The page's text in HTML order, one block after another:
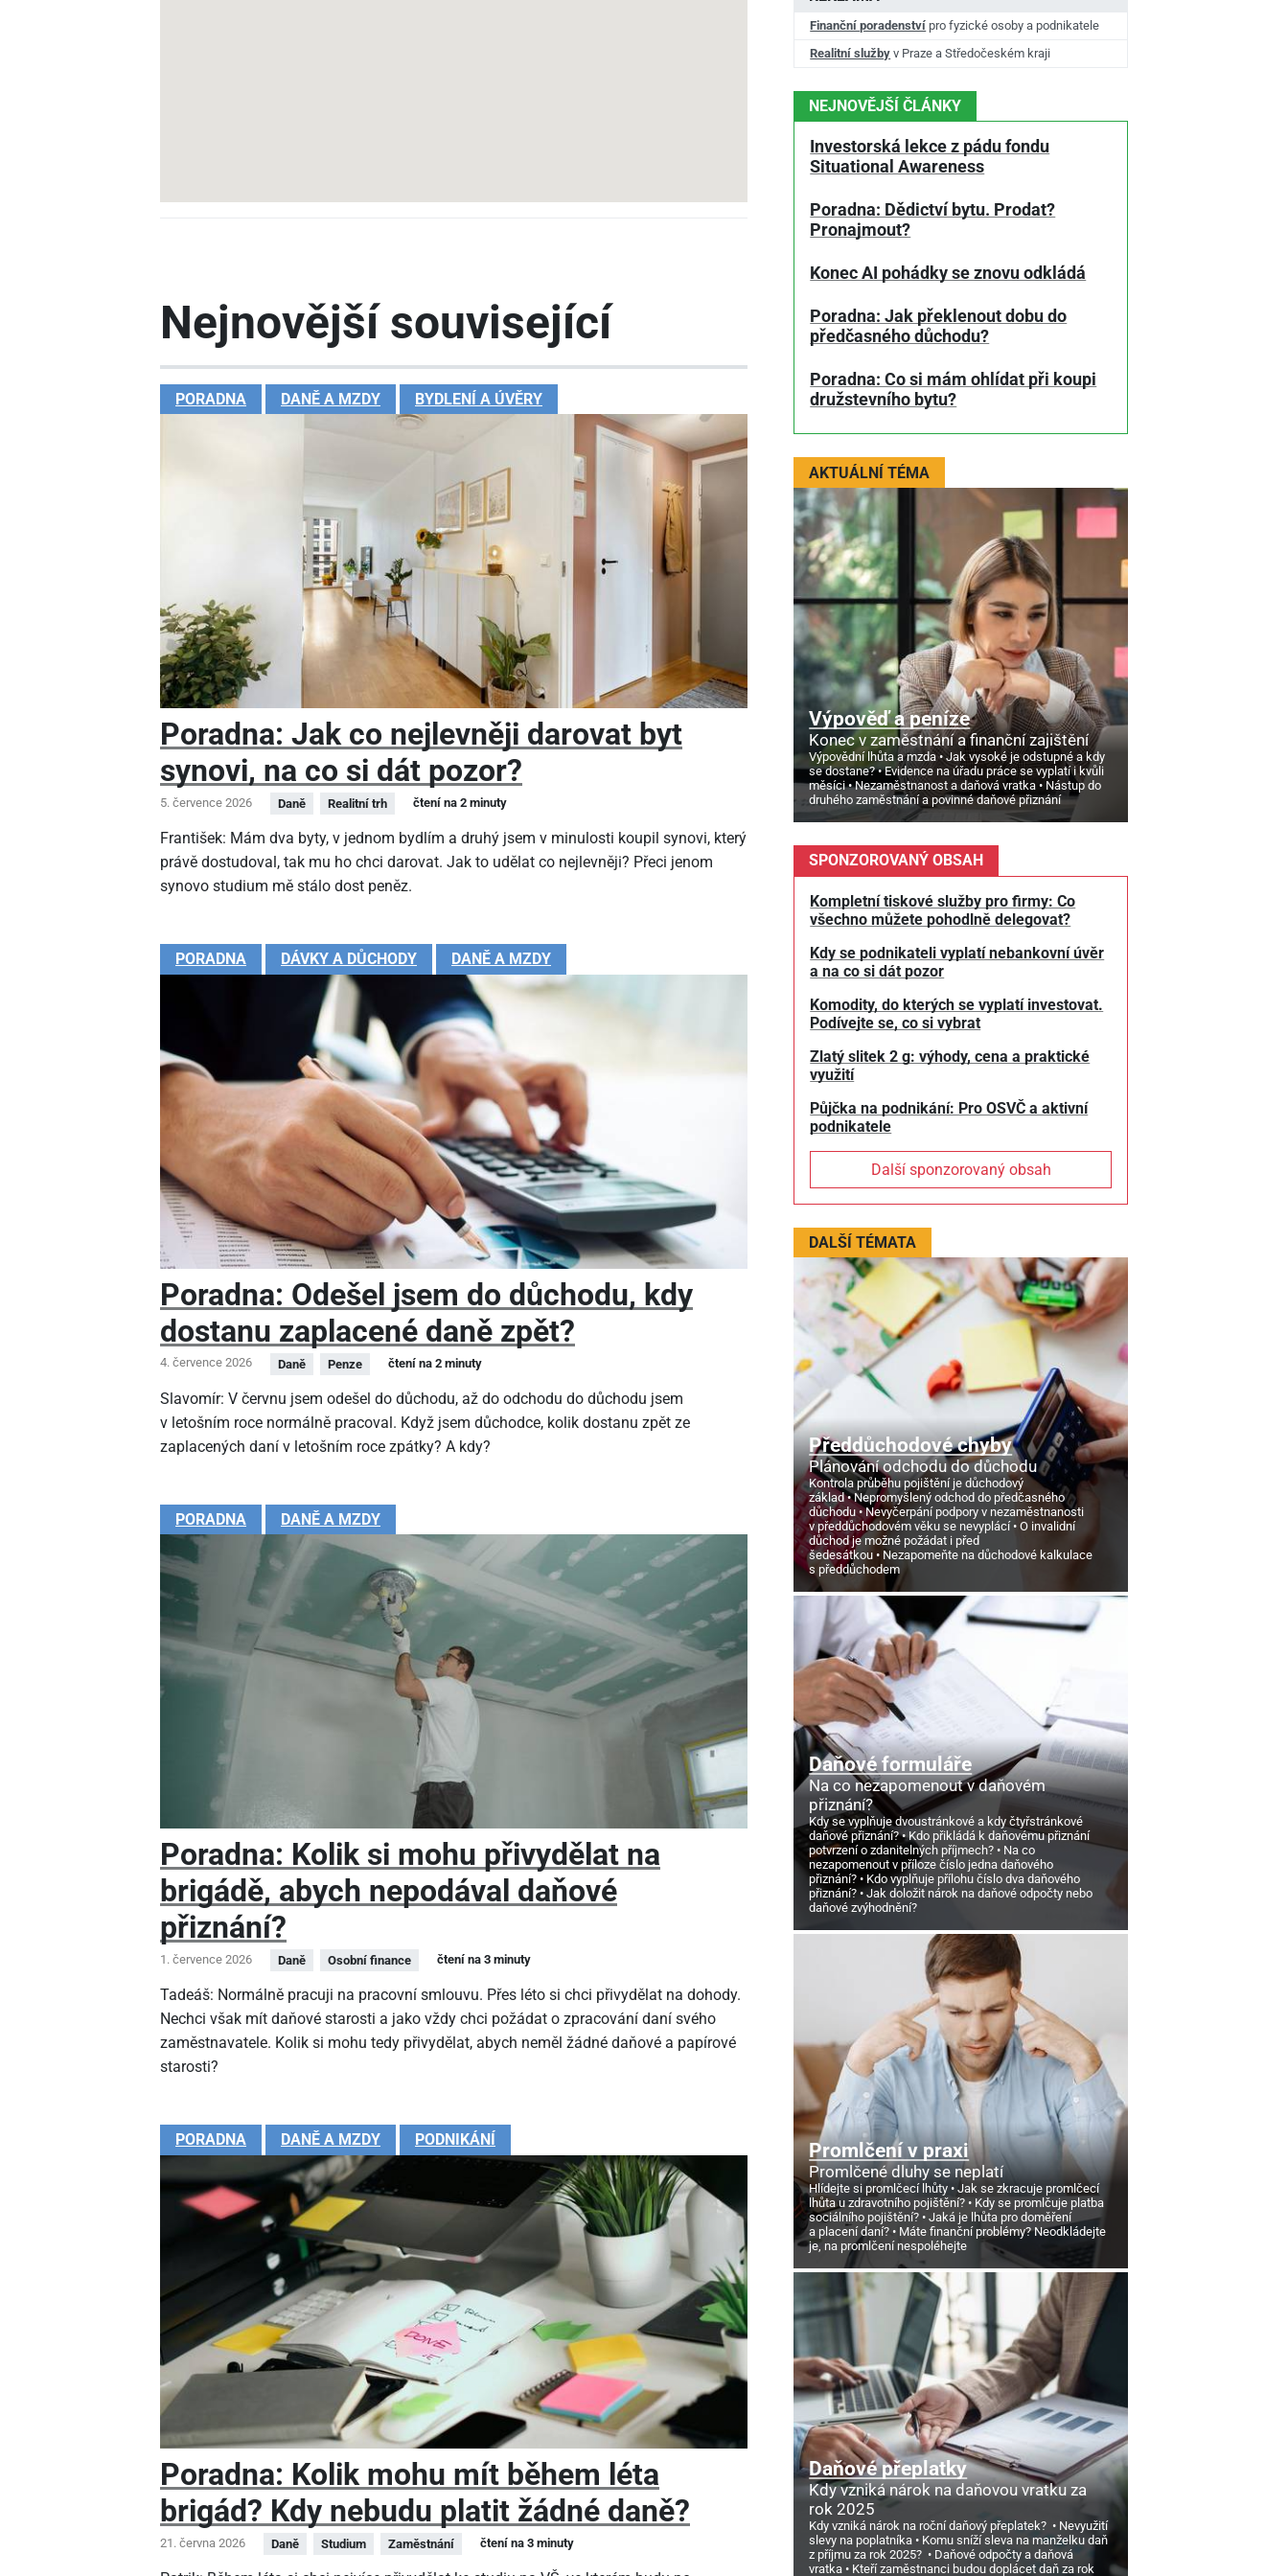
Nejnovější související
PORADNA DANĚ A MZDY BYDLENÍ A ÚVĚRY
Poradna: Jak co nejlevněji darovat byt
synovi, na co si dát pozor?
5. července 2026 Daně Realitní trh čtení na 2 minuty
František: Mám dva byty, v jednom bydlím a druhý jsem v minulosti koupil synovi, který
právě dostudoval, tak mu ho chci darovat. Jak to udělat co nejlevněji? Přeci jenom
synovo studium mě stálo dost peněz.
PORADNA DÁVKY A DŮCHODY DANĚ A MZDY
Poradna: Odešel jsem do důchodu, kdy
dostanu zaplacené daně zpět?
4. července 2026 Daně Penze čtení na 2 minuty
Slavomír: V červnu jsem odešel do důchodu, až do odchodu do důchodu jsem
v letošním roce normálně pracoval. Když jsem důchodce, kolik dostanu zpět ze
zaplacených daní v letošním roce zpátky? A kdy?
PORADNA DANĚ A MZDY
Poradna: Kolik si mohu přivydělat na
brigádě, abych nepodával daňové
přiznání?
1. července 2026 Daně Osobní finance čtení na 3 minuty
Tadeáš: Normálně pracuji na pracovní smlouvu. Přes léto si chci přivydělat na dohody.
Nechci však mít daňové starosti a jako vždy chci požádat o zpracování daní svého
zaměstnavatele. Kolik si mohu tedy přivydělat, abych neměl žádné daňové a papírové
starosti?
PORADNA DANĚ A MZDY PODNIKÁNÍ
Poradna: Kolik mohu mít během léta
brigád? Kdy nebudu platit žádné daně?
21. června 2026 Daně Studium Zaměstnání čtení na 3 minuty
Finanční poradenství pro fyzické osoby a podnikatele
Realitní služby v Praze a Středočeském kraji
NEJNOVĚJŠÍ ČLÁNKY
Investorská lekce z pádu fondu
Situational Awareness
Poradna: Dědictví bytu. Prodat?
Pronajmout?
Konec AI pohádky se znovu odkládá
Poradna: Jak překlenout dobu do
předčasného důchodu?
Poradna: Co si mám ohlídat při koupi
družstevního bytu?
AKTUÁLNÍ TÉMA
Výpověď a peníze
Konec v zaměstnání a finanční zajištění
Výpovědní lhůta a mzda
Jak vysoké je odstupné a kdy
se dostane?
Evidence na úřadu práce se vyplatí i kvůli
měsíci
Nezaměstnanost a daňová vratka
Nástup do
druhého zaměstnání a povinné daňové přiznání
SPONZOROVANÝ OBSAH
Kompletní tiskové služby pro firmy: Co
všechno můžete pohodlně delegovat?
Kdy se podnikateli vyplatí nebankovní úvěr
a na co si dát pozor
Komodity, do kterých se vyplatí investovat.
Podívejte se, co si vybrat
Zlatý slitek 2 g: výhody, cena a praktické
využití
Půjčka na podnikání: Pro OSVČ a aktivní
podnikatele
Další sponzorovaný obsah
DALŠÍ TÉMATA
Předdůchodové chyby
Plánování odchodu do důchodu
Kontrola průběhu pojištění je důchodový
základ
Nepromyšlený odchod do předčasného
důchodu
Nevyčerpání podpory v nezaměstnanosti
v předdůchodovém věku se nevyplácí
O invalidní
důchod je možné požádat i před
šedesátkou
Nezapomeňte na důchodové kalkulace
s předdůchodem
Daňové formuláře
Na co nezapomenout v daňovém
přiznání?
Kdy se vyplňuje dvoustránkové a kdy čtyřstránkové
daňové přiznání?
Kdo přikládá k daňovému přiznání
potvrzení o zdanitelných příjmech?
Na co
nezapomenout v příloze číslo jedna daňového
přiznání?
Kdo vyplňuje přílohu číslo dva daňového
přiznání?
Jak doložit nárok na daňové odpočty nebo
daňové zvýhodnění?
Promlčení v praxi
Promlčené dluhy se neplatí
Hlídejte si promlčecí lhůty
Jak se zkracuje promlčecí
lhůta u zdravotního pojištění?
Kdy se promlčuje platba
sociálního pojištění?
Jaká je lhůta pro doměření
a placení daní?
Máte finanční problémy? Neodkládejte
je, na promlčení nespoléhejte
Daňové přeplatky
Kdy vzniká nárok na daňovou vratku za
rok 2025
Kdy vzniká nárok na roční daňový přeplatek?
Nevyužití
slevy na poplatníka
Komu sníží sleva na manželku daň
z příjmu za rok 2025?
Daňové odpočty a daňová
vratka
Kteří zaměstnanci budou doplácet daň za rok